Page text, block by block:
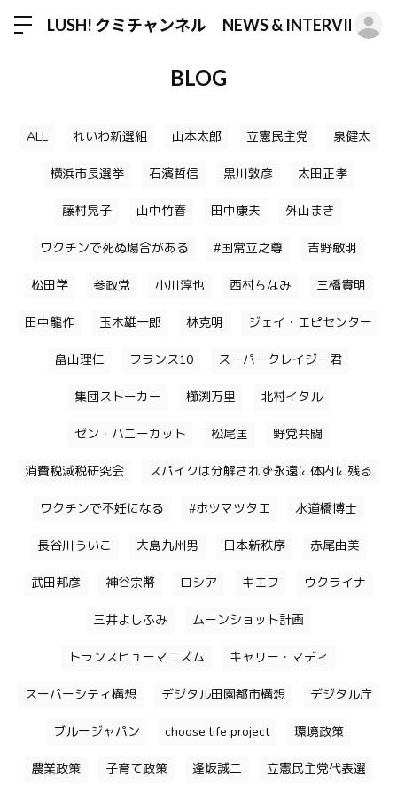
LUSH! クミチャンネル NEWS & INTERVIEW
BLOG
ALL れいわ新選組 山本太郎 立憲民主党 泉健太
横浜市長選挙 石濱哲信 黒川敦彦 太田正孝
藤村晃子 山中竹春 田中康夫 外山まき
ワクチンで死ぬ場合がある #国常立之尊 吉野敏明
松田学 参政党 小川淳也 西村ちなみ 三橋貴明
田中龍作 玉木雄一郎 林克明 ジェイ・エピセンター
畠山理仁 フランス10 スーパークレイジー君
集団ストーカー 櫛渕万里 北村イタル
ゼン・ハニーカット 松尾匡 野党共闘
消費税減税研究会 スパイクは分解されず永遠に体内に残る
ワクチンで不妊になる #ホツマツタエ 水道橋博士
長谷川ういこ 大島九州男 日本新秩序 赤尾由美
武田邦彦 神谷宗幣 ロシア キエフ ウクライナ
三井よしふみ ムーンショット計画
トランスヒューマニズム キャリー・マディ
スーパーシティ構想 デジタル田園都市構想 デジタル庁
ブルージャパン choose life project 環境政策
農業政策 子育て政策 逢坂誠二 立憲民主党代表選